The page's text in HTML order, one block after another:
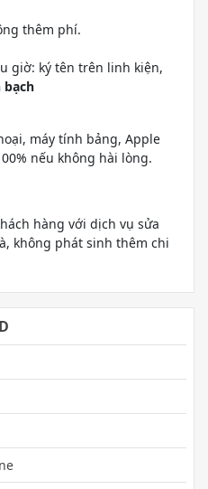
thêm phí.
giờ: ký tên trên linh kiện,
bạch
máy tính bảng, Apple
nếu không hài lòng.
hàng với dịch vụ sửa
không phát sinh thêm chi